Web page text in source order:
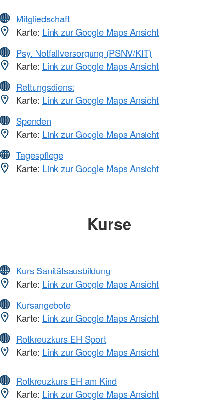
Mitgliedschaft
Karte: Link zur Google Maps Ansicht
Psy. Notfallversorgung (PSNV/KIT)
Karte: Link zur Google Maps Ansicht
Rettungsdienst
Karte: Link zur Google Maps Ansicht
Spenden
Karte: Link zur Google Maps Ansicht
Tagespflege
Karte: Link zur Google Maps Ansicht
Kurse
Kurs Sanitätsausbildung
Karte: Link zur Google Maps Ansicht
Kursangebote
Karte: Link zur Google Maps Ansicht
Rotkreuzkurs EH Sport
Karte: Link zur Google Maps Ansicht
Rotkreuzkurs EH am Kind
Karte: Link zur Google Maps Ansicht